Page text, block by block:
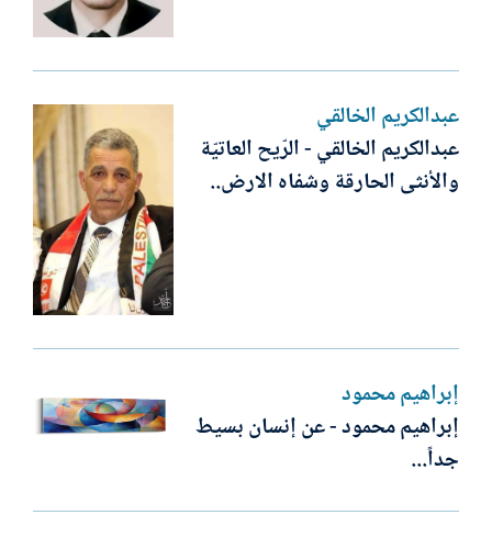
عبدالكريم الخالقي
عبدالكريم الخالقي - الرّيح العاتيّة
والأنثى الحارقة وشفاه الارض..
إبراهيم محمود
إبراهيم محمود - عن إنسان بسيط
جداً...